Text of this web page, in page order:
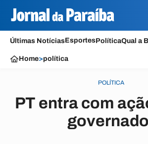
Últimas NotíciasEsportesPolíticaQual a
Home>política
POLÍTICA
PT entra com